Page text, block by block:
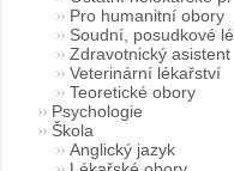
Pro humanitní obory
Soudní, posudkové
Zdravotnický asistent
Veterinární lékařství
Teoretické obory
Psychologie
Škola
Anglický jazyk